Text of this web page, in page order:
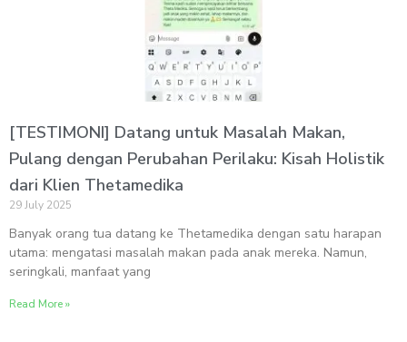
[TESTIMONI] Datang untuk Masalah Makan,
Pulang dengan Perubahan Perilaku: Kisah Holistik
dari Klien Thetamedika
29 July 2025
Banyak orang tua datang ke Thetamedika dengan satu harapan
utama: mengatasi masalah makan pada anak mereka. Namun,
seringkali, manfaat yang
Read More »